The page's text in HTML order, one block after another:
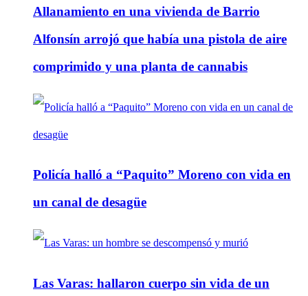
Allanamiento en una vivienda de Barrio
Alfonsín arrojó que había una pistola de aire
comprimido y una planta de cannabis
Policía halló a “Paquito” Moreno con vida en
un canal de desagüe
Las Varas: hallaron cuerpo sin vida de un